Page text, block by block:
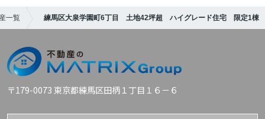
一覧 練馬区大泉学園町6丁目 土地42坪超 ハイグレード住宅 限定1棟
〒179-0073 東京都練馬区田柄１丁目１６－６